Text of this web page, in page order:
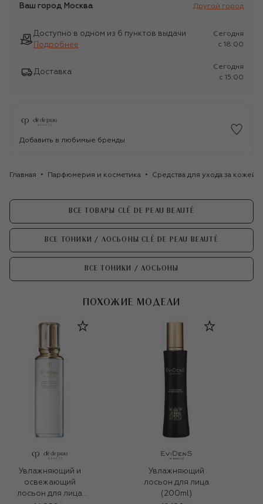
Ваш город Москва Другой город
Доступно в одном из 6 пунктов выдачи
Подробнее
Сегодня
c 18:00
Доставка
Сегодня
c 15:00
Добавить в любимые бренды
Главная Парфюмерия и косметика Средства для ухода за кожей
ВСЕ ТОВАРЫ CLÉ DE PEAU BEAUTÉ
ВСЕ ТОНИКИ / ЛОСЬОНЫ CLÉ DE PEAU BEAUTÉ
ВСЕ ТОНИКИ / ЛОСЬОНЫ
ПОХОЖИЕ МОДЕЛИ
Увлажняющий и
освежающий
лосьон для лица
Увлажняющий
лосьон для лица
(200ml)